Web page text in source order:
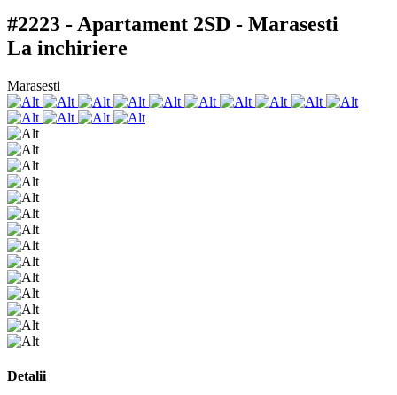
#2223 - Apartament 2SD - Marasesti
La inchiriere
Marasesti
Detalii